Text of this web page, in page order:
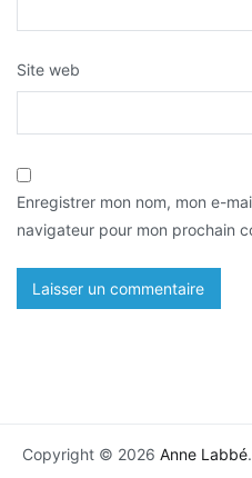
Site web
Enregistrer mon nom, mon e-
navigateur pour mon prochain
Copyright © 2026 Anne Labbé